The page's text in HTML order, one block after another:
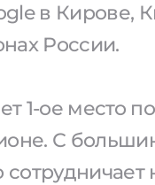
в Кирове,
России.
1-ое место
С